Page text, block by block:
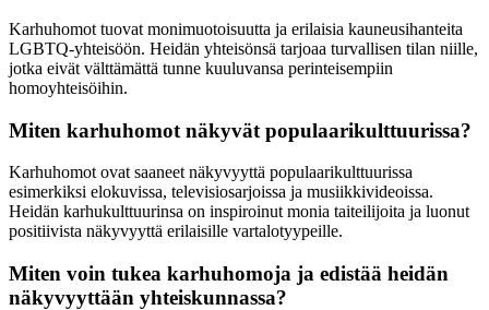
Karhuhomot tuovat monimuotoisuutta ja erilaisia kauneusihanteita
LGBTQ-yhteisöön. Heidän yhteisönsä tarjoaa turvallisen tilan niille,
jotka eivät välttämättä tunne kuuluvansa perinteisempiin
homoyhteisöihin.
Miten karhuhomot näkyvät populaarikulttuurissa?
Karhuhomot ovat saaneet näkyvyyttä populaarikulttuurissa
esimerkiksi elokuvissa, televisiosarjoissa ja musiikkivideoissa.
Heidän karhukulttuurinsa on inspiroinut monia taiteilijoita ja luonut
positiivista näkyvyyttä erilaisille vartalotyypeille.
Miten voin tukea karhuhomoja ja edistää heidän
näkyvyyttään yhteiskunnassa?